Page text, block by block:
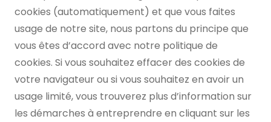
cookies (automatiquement) et que vous faites
usage de notre site, nous partons du principe que
vous êtes d’accord avec notre politique de
cookies. Si vous souhaitez effacer des cookies de
votre navigateur ou si vous souhaitez en avoir un
usage limité, vous trouverez plus d’information sur
les démarches à entreprendre en cliquant sur les